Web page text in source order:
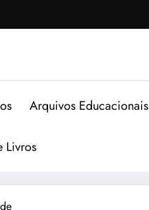
Arquivos Educacionais
Livros